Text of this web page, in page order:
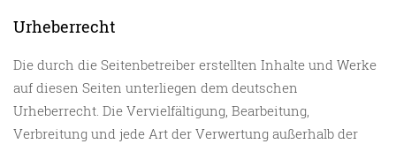
Urheberrecht
Die durch die Seitenbetreiber erstellten Inhalte und Werke
auf diesen Seiten unterliegen dem deutschen
Urheberrecht. Die Vervielfältigung, Bearbeitung,
Verbreitung und jede Art der Verwertung außerhalb der